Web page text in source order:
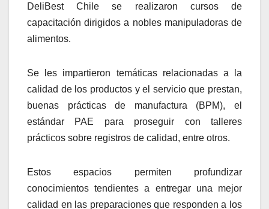
DeliBest Chile se realizaron cursos de
capacitación dirigidos a nobles manipuladoras de
alimentos.
Se les impartieron temáticas relacionadas a la
calidad de los productos y el servicio que prestan,
buenas prácticas de manufactura (BPM), el
estándar PAE para proseguir con talleres
prácticos sobre registros de calidad, entre otros.
Estos espacios permiten profundizar
conocimientos tendientes a entregar una mejor
calidad en las preparaciones que responden a los